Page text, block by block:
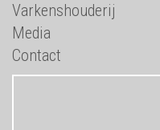
Varkenshouderij
Media
Contact